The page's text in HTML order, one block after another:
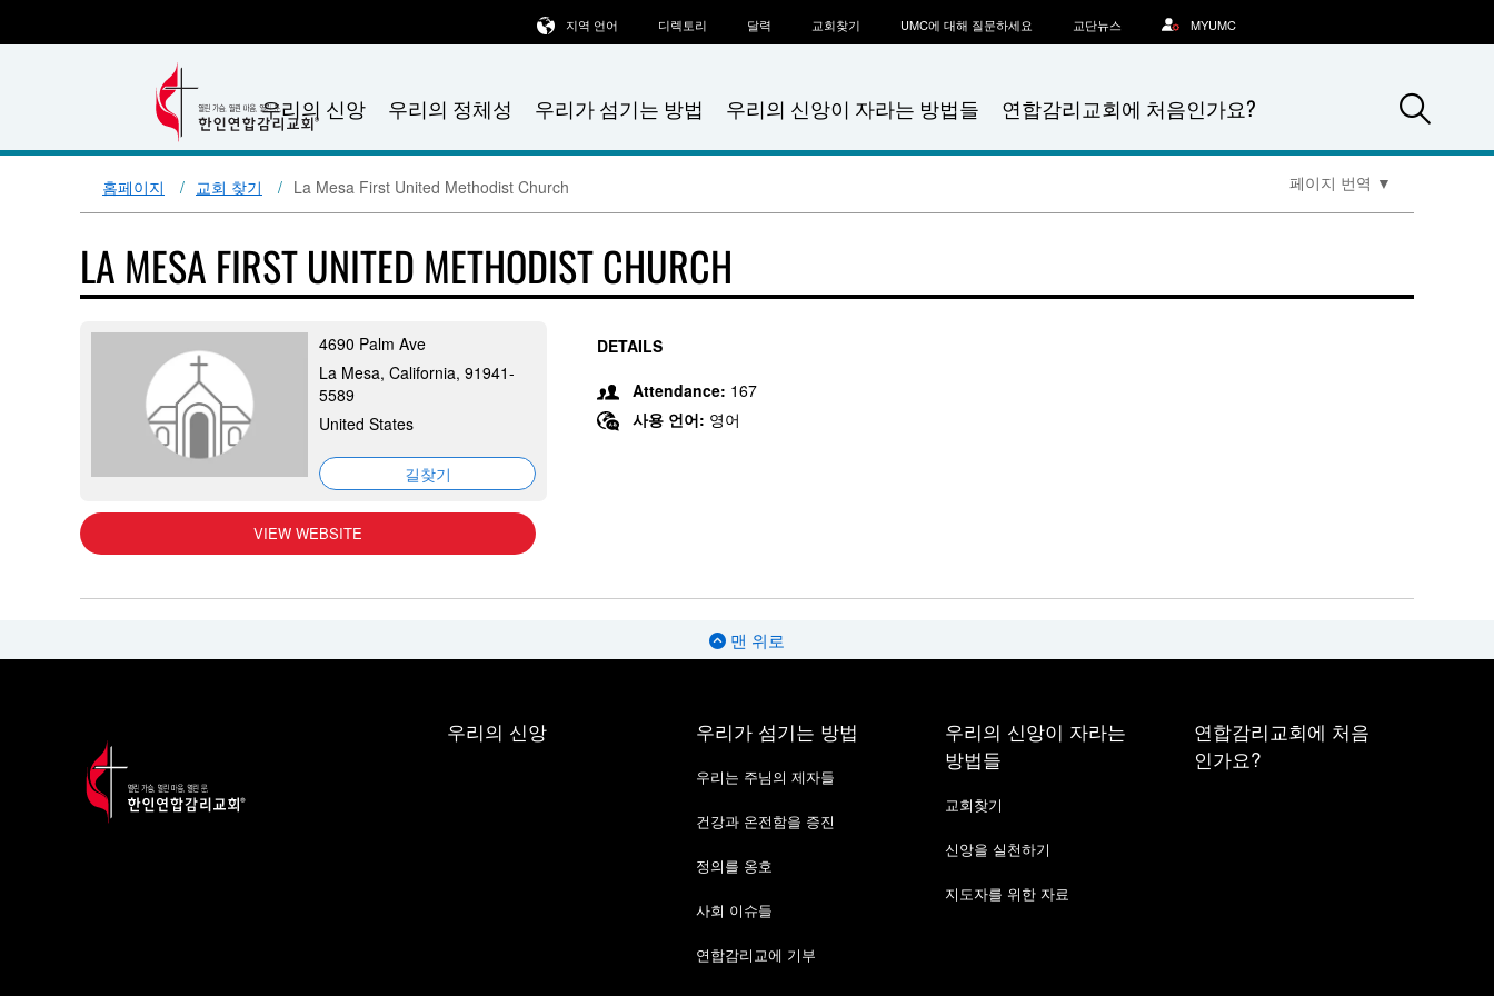
우리의 신앙 우리의 정체성 우리가 섬기는 방법 우리의 신앙이 자라는 방법들 연합감리교회에 처음인가요?
지역 언어 디렉토리 달력 교회찾기 UMC에 대해 질문하세요 교단뉴스 MYUMC
홈페이지 교회 찾기 La Mesa First United Methodist Church 페이지 번역 ▼
LA MESA FIRST UNITED METHODIST CHURCH
4690 Palm Ave
La Mesa, California, 91941-
5589
United States
길찾기
VIEW WEBSITE
DETAILS
Attendance: 167
사용 언어: 영어
맨 위로
우리의 신앙 우리가 섬기는 방법
우리는 주님의 제자들
건강과 온전함을 증진
정의를 옹호
사회 이슈들
연합감리교에 기부
우리의 신앙이 자라는
방법들
교회찾기
신앙을 실천하기
지도자를 위한 자료
연합감리교회에 처음
인가요?